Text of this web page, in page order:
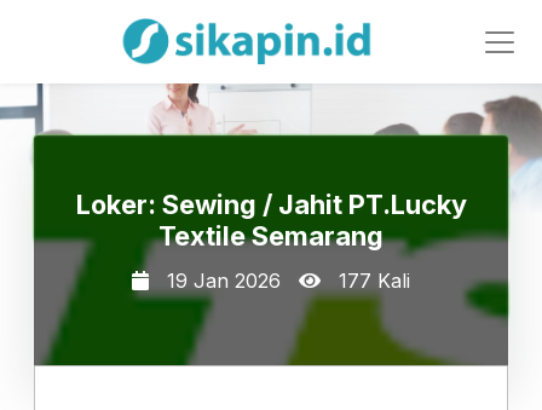
Loker: Sewing / Jahit PT.Lucky
Textile Semarang
19 Jan 2026 177 Kali